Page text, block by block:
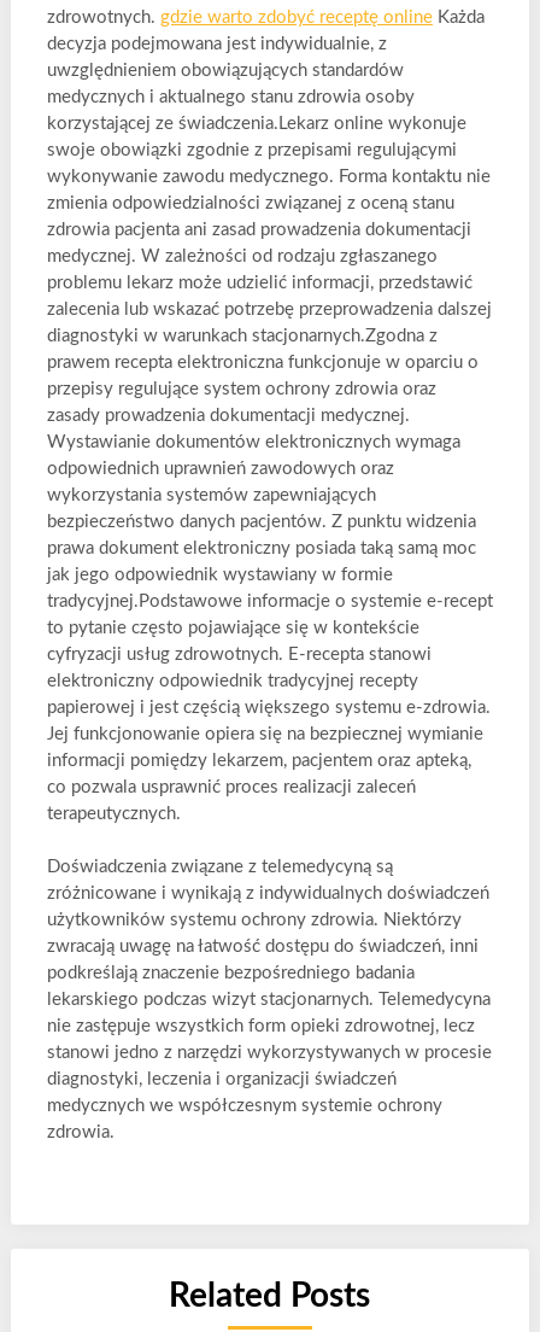
zdrowotnych. gdzie warto zdobyć receptę onlineKażda
decyzja podejmowana jest indywidualnie, z
uwzględnieniem obowiązujących standardów
medycznych i aktualnego stanu zdrowia osoby
korzystającej ze świadczenia.Lekarz online wykonuje
swoje obowiązki zgodnie z przepisami regulującymi
wykonywanie zawodu medycznego. Forma kontaktu nie
zmienia odpowiedzialności związanej z oceną stanu
zdrowia pacjenta ani zasad prowadzenia dokumentacji
medycznej. W zależności od rodzaju zgłaszanego
problemu lekarz może udzielić informacji, przedstawić
zalecenia lub wskazać potrzebę przeprowadzenia dalszej
diagnostyki w warunkach stacjonarnych.Zgodna z
prawem recepta elektroniczna funkcjonuje w oparciu o
przepisy regulujące system ochrony zdrowia oraz
zasady prowadzenia dokumentacji medycznej.
Wystawianie dokumentów elektronicznych wymaga
odpowiednich uprawnień zawodowych oraz
wykorzystania systemów zapewniających
bezpieczeństwo danych pacjentów. Z punktu widzenia
prawa dokument elektroniczny posiada taką samą moc
jak jego odpowiednik wystawiany w formie
tradycyjnej.Podstawowe informacje o systemie e-recept
to pytanie często pojawiające się w kontekście
cyfryzacji usług zdrowotnych. E-recepta stanowi
elektroniczny odpowiednik tradycyjnej recepty
papierowej i jest częścią większego systemu e-zdrowia.
Jej funkcjonowanie opiera się na bezpiecznej wymianie
informacji pomiędzy lekarzem, pacjentem oraz apteką,
co pozwala usprawnić proces realizacji zaleceń
terapeutycznych.
Doświadczenia związane z telemedycyną są
zróżnicowane i wynikają z indywidualnych doświadczeń
użytkowników systemu ochrony zdrowia. Niektórzy
zwracają uwagę na łatwość dostępu do świadczeń, inni
podkreślają znaczenie bezpośredniego badania
lekarskiego podczas wizyt stacjonarnych. Telemedycyna
nie zastępuje wszystkich form opieki zdrowotnej, lecz
stanowi jedno z narzędzi wykorzystywanych w procesie
diagnostyki, leczenia i organizacji świadczeń
medycznych we współczesnym systemie ochrony
zdrowia.
Related Posts